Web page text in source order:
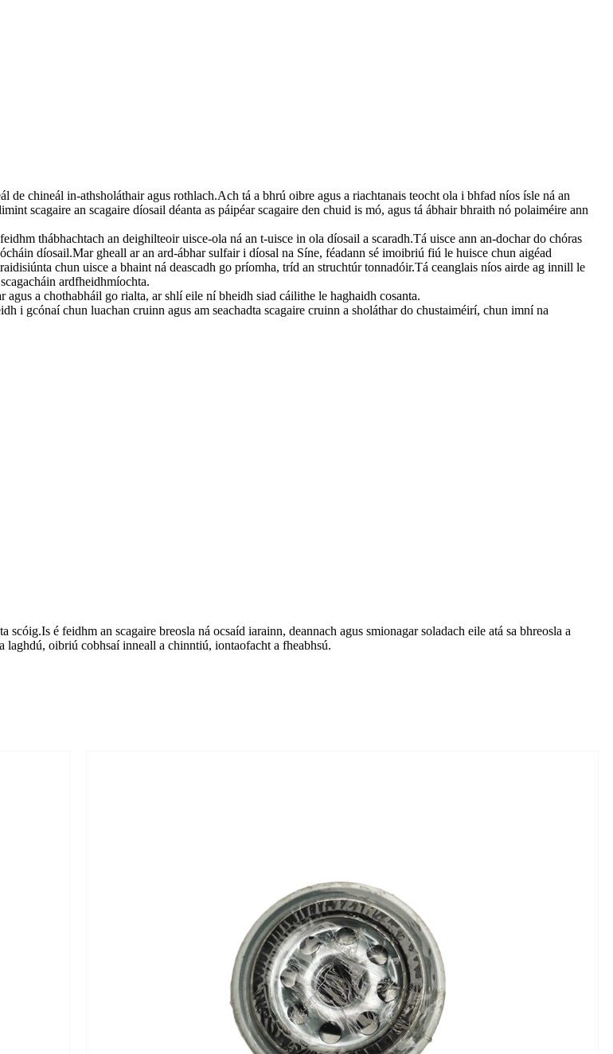
de chineál in-athsholáthair agus rothlach.Ach tá a bhrú oibre agus a riachtanais teocht ola i bhfad níos ísle ná an
scagaire an scagaire díosail déanta as páipéar scagaire den chuid is mó, agus tá ábhair bhraith nó polaiméire ann
thábhachtach an deighilteoir uisce-ola ná an t-uisce in ola díosail a scaradh.Tá uisce ann an-dochar do chóras
díosail.Mar gheall ar an ard-ábhar sulfair i díosal na Síne, féadann sé imoibriú fiú le huisce chun aigéad
chun uisce a bhaint ná deascadh go príomha, tríd an struchtúr tonnadóir.Tá ceanglais níos airde ag innill le
ardfheidhmíochta.
a chothabháil go rialta, ar shlí eile ní bheidh siad cáilithe le haghaidh cosanta.
i gcónaí chun luachan cruinn agus am seachadta scagaire cruinn a sholáthar do chustaiméirí, chun imní na
é feidhm an scagaire breosla ná ocsaíd iarainn, deannach agus smionagar soladach eile atá sa bhreosla a
oibriú cobhsaí inneall a chinntiú, iontaofacht a fheabhsú.